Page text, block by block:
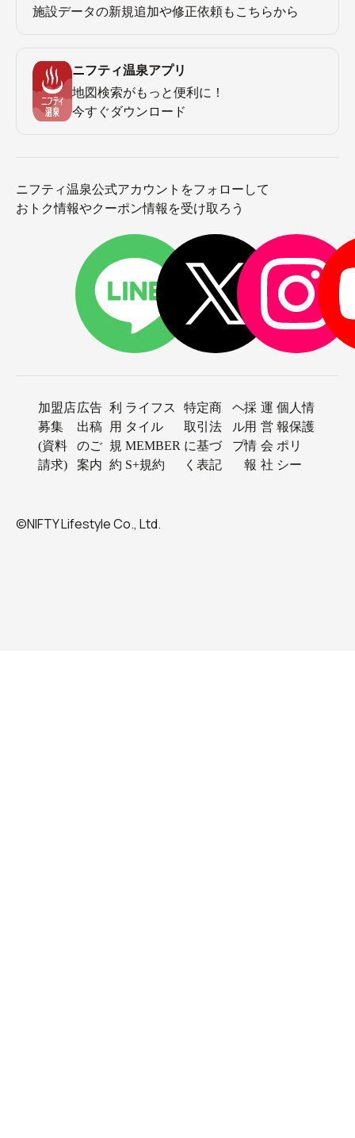
施設データの新規追加や修正依頼もこちらから
ニフティ温泉アプリ
地図検索がもっと便利に！
今すぐダウンロード
ニフティ温泉公式アカウントをフォローして
おトク情報やクーポン情報を受け取ろう
加盟店
募集
(資料
請求)
広告
出稿
のご
案内
利
用
規
約
ライフス
タイル
MEMBER
S+規約
特定商
取引法
に基づ
く表記
ヘ
ル
プ
採
用
情
報
運
営
会
社
個人情
報保護
ポリ
シー
©NIFTY Lifestyle Co., Ltd.